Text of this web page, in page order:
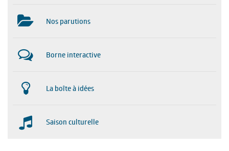
Nos parutions
Borne interactive
La boîte à idées
Saison culturelle